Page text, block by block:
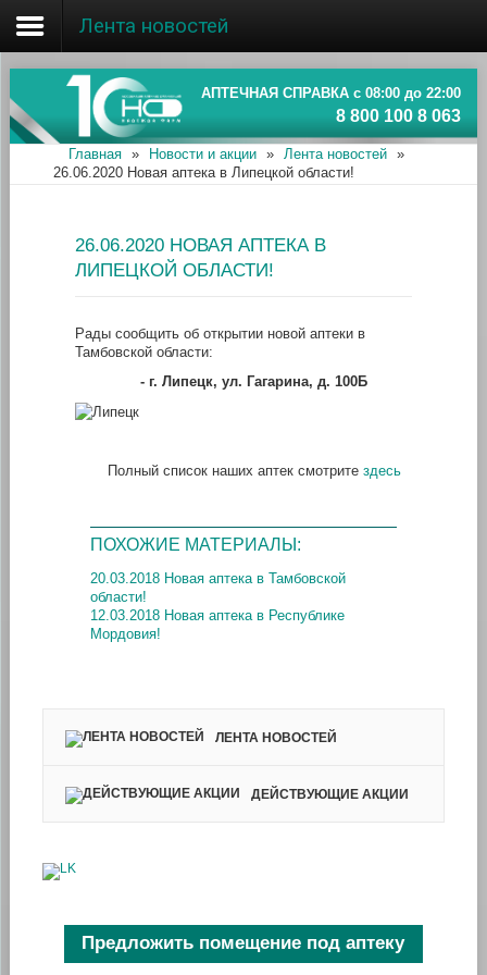
Главная
Об ассоциации
Наши аптеки
Информация
Лента новостей
АПТЕЧНАЯ СПРАВКА с 08:00 до 22:00
8 800 100 8 063
Главная » Новости и акции » Лента новостей
»
26.06.2020 Новая аптека в Липецкой области!
26.06.2020 НОВАЯ АПТЕКА В
ЛИПЕЦКОЙ ОБЛАСТИ!
Рады сообщить об открытии новой аптеки в
Тамбовской области:
- г. Липецк, ул. Гагарина, д. 100Б
Полный список наших аптек смотрите здесь
ПОХОЖИЕ МАТЕРИАЛЫ:
20.03.2018 Новая аптека в Тамбовской
области!
12.03.2018 Новая аптека в Республике
Мордовия!
ЛЕНТА НОВОСТЕЙ
ДЕЙСТВУЮЩИЕ АКЦИИ
Предложить помещение под аптеку